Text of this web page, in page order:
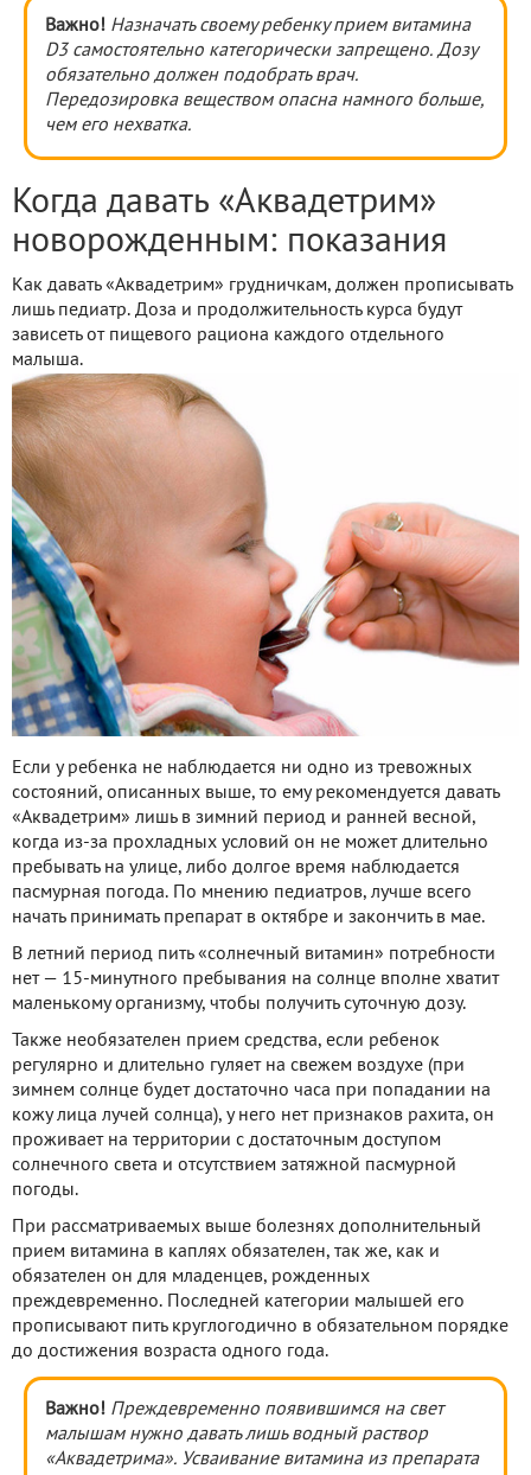
Важно! Назначать своему ребенку прием витамина
D3 самостоятельно категорически запрещено. Дозу
обязательно должен подобрать врач.
Передозировка веществом опасна намного больше,
чем его нехватка.
Когда давать «Аквадетрим»
новорожденным: показания
Как давать «Аквадетрим» грудничкам, должен прописывать
лишь педиатр. Доза и продолжительность курса будут
зависеть от пищевого рациона каждого отдельного
малыша.
Если у ребенка не наблюдается ни одно из тревожных
состояний, описанных выше, то ему рекомендуется давать
«Аквадетрим» лишь в зимний период и ранней весной,
когда из-за прохладных условий он не может длительно
пребывать на улице, либо долгое время наблюдается
пасмурная погода. По мнению педиатров, лучше всего
начать принимать препарат в октябре и закончить в мае.
В летний период пить «солнечный витамин» потребности
нет — 15-минутного пребывания на солнце вполне хватит
маленькому организму, чтобы получить суточную дозу.
Также необязателен прием средства, если ребенок
регулярно и длительно гуляет на свежем воздухе (при
зимнем солнце будет достаточно часа при попадании на
кожу лица лучей солнца), у него нет признаков рахита, он
проживает на территории с достаточным доступом
солнечного света и отсутствием затяжной пасмурной
погоды.
При рассматриваемых выше болезнях дополнительный
прием витамина в каплях обязателен, так же, как и
обязателен он для младенцев, рожденных
преждевременно. Последней категории малышей его
прописывают пить круглогодично в обязательном порядке
до достижения возраста одного года.
Важно! Преждевременно появившимся на свет
малышам нужно давать лишь водный раствор
«Аквадетрима». Усваивание витамина из препарата